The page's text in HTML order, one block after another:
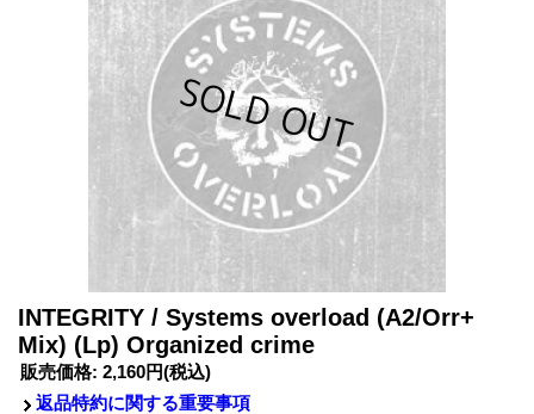
INTEGRITY / Systems overload (A2/Orr+
Mix) (Lp) Organized crime
販売価格: 2,160円(税込)
返品特約に関する重要事項